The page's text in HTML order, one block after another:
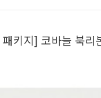
키지] 코바늘 북리